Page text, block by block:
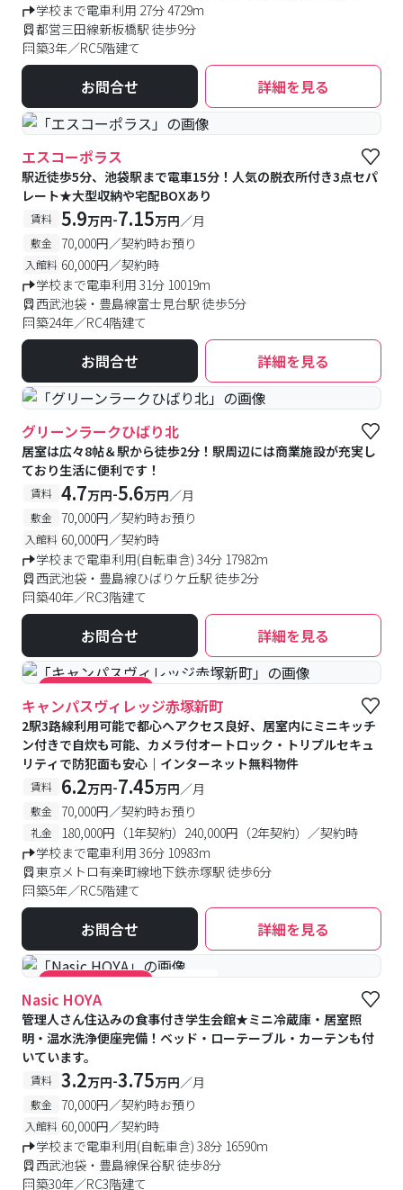
学校まで電車利用 27分 4729m
都営三田線新板橋駅 徒歩9分
築3年／RC5階建て
お問合せ 詳細を見る
エスコーポラス
駅近徒歩5分、池袋駅まで電車15分！人気の脱衣所付き3点セパ
レート★大型収納や宅配BOXあり
賃料 5.9万円-7.15万円／月
敷金 70,000円／契約時お預り
入館料 60,000円／契約時
学校まで電車利用 31分 10019m
西武池袋・豊島線富士見台駅 徒歩5分
築24年／RC4階建て
お問合せ 詳細を見る
グリーンラークひばり北
居室は広々8帖＆駅から徒歩2分！駅周辺には商業施設が充実し
ており生活に便利です！
賃料 4.7万円-5.6万円／月
敷金 70,000円／契約時お預り
入館料 60,000円／契約時
学校まで電車利用(自転車含) 34分 17982m
西武池袋・豊島線ひばりケ丘駅 徒歩2分
築40年／RC3階建て
お問合せ 詳細を見る
#キャンペーン実施中 #食事付き
キャンパスヴィレッジ赤塚新町
2駅3路線利用可能で都心へアクセス良好、居室内にミニキッチ
ン付きで自炊も可能、カメラ付オートロック・トリプルセキュ
リティで防犯面も安心｜インターネット無料物件
賃料 6.2万円-7.45万円／月
敷金 70,000円／契約時お預り
礼金
180,000円（1年契約）240,000円（2年契約）／契約時
学校まで電車利用 36分 10983m
東京メトロ有楽町線地下鉄赤塚駅 徒歩6分
築5年／RC5階建て
お問合せ 詳細を見る
#キャンペーン実施中 #食事付き
Nasic HOYA
管理人さん住込みの食事付き学生会館★ミニ冷蔵庫・居室照
明・温水洗浄便座完備！ベッド・ローテーブル・カーテンも付
いています。
賃料 3.2万円-3.75万円／月
敷金 70,000円／契約時お預り
入館料 60,000円／契約時
学校まで電車利用(自転車含) 38分 16590m
西武池袋・豊島線保谷駅 徒歩8分
築30年／RC3階建て